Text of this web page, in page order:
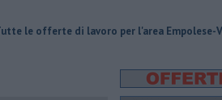
di lavoro per l'area Empolese-Valdelsa